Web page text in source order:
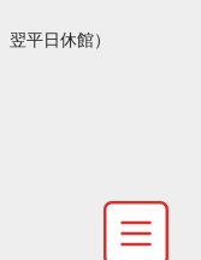
平日休館）